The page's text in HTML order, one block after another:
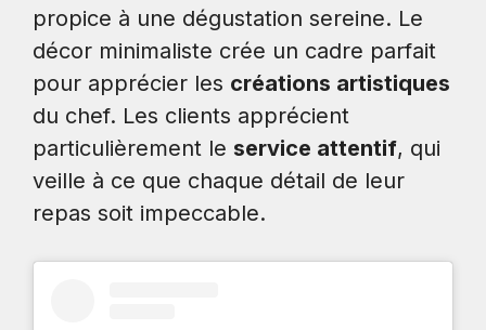
propice à une dégustation sereine. Le
décor minimaliste crée un cadre parfait
pour apprécier les créations artistiques
du chef. Les clients apprécient
particulièrement le service attentif, qui
veille à ce que chaque détail de leur
repas soit impeccable.